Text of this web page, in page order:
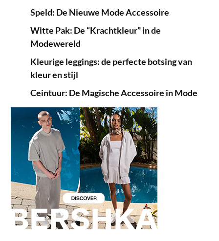
Speld: De Nieuwe Mode Accessoire
Witte Pak: De “Krachtkleur” in de
Modewereld
Kleurige leggings: de perfecte botsing van
kleur en stijl
Ceintuur: De Magische Accessoire in Mode